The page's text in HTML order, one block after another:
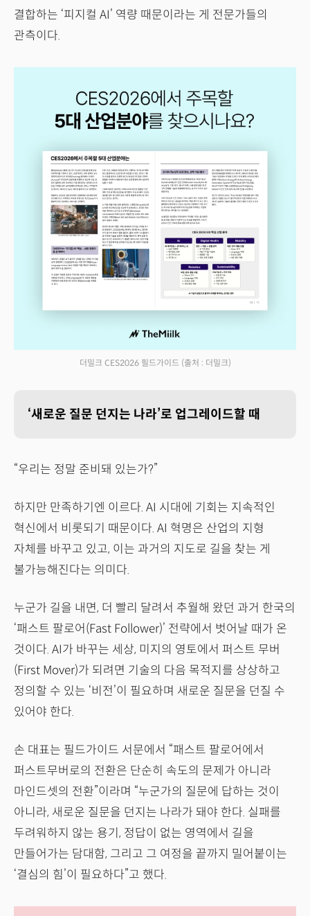
결합하는 ‘피지컬 AI’ 역량 때문이라는 게 전문가들의
관측이다.
더밀크 CES2026 필드가이드 (출처 : 더밀크)
‘새로운 질문 던지는 나라’로 업그레이드할 때
“우리는 정말 준비돼 있는가?”
하지만 만족하기엔 이르다. AI 시대에 기회는 지속적인
혁신에서 비롯되기 때문이다. AI 혁명은 산업의 지형
자체를 바꾸고 있고, 이는 과거의 지도로 길을 찾는 게
불가능해진다는 의미다.
누군가 길을 내면, 더 빨리 달려서 추월해 왔던 과거 한국의
‘패스트 팔로어(Fast Follower)’ 전략에서 벗어날 때가 온
것이다. AI가 바꾸는 세상, 미지의 영토에서 퍼스트 무버
(First Mover)가 되려면 기술의 다음 목적지를 상상하고
정의할 수 있는 ‘비전’이 필요하며 새로운 질문을 던질 수
있어야 한다.
손 대표는 필드가이드 서문에서 “패스트 팔로어에서
퍼스트무버로의 전환은 단순히 속도의 문제가 아니라
마인드셋의 전환”이라며 “누군가의 질문에 답하는 것이
아니라, 새로운 질문을 던지는 나라가 돼야 한다. 실패를
두려워하지 않는 용기, 정답이 없는 영역에서 길을
만들어가는 담대함, 그리고 그 여정을 끝까지 밀어붙이는
‘결심의 힘’이 필요하다”고 했다.